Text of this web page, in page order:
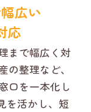
広い
応
まで幅広く対
整理など、
口を一本化し
を活かし、短